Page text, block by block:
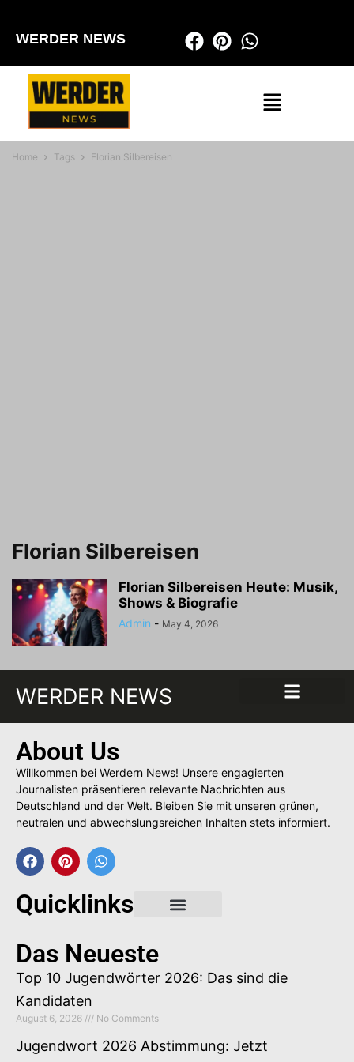
WERDER NEWS
Home Tags Florian Silbereisen
Florian Silbereisen
Florian Silbereisen Heute: Musik,
Shows & Biografie
Admin - May 4, 2026
WERDER NEWS
About Us
Willkommen bei Werdern News! Unsere engagierten
Journalisten präsentieren relevante Nachrichten aus
Deutschland und der Welt. Bleiben Sie mit unseren grünen,
neutralen und abwechslungsreichen Inhalten stets informiert.
Quicklinks
Das Neueste
Top 10 Jugendwörter 2026: Das sind die
Kandidaten
August 6, 2026 No Comments
Jugendwort 2026 Abstimmung: Jetzt